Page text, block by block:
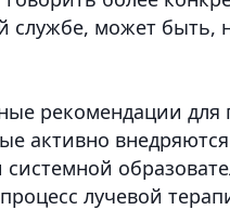
службе, может
рекомендации для
активно
системной
лучевой